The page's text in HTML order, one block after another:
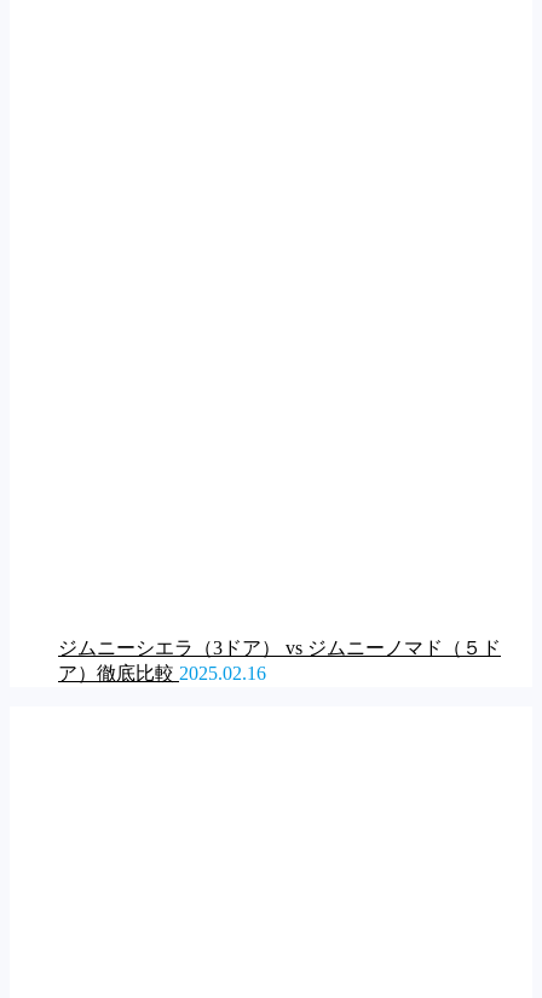
ジムニーシエラ（3ドア） vs ジムニーノマド（５ド
ア）徹底比較 2025.02.16